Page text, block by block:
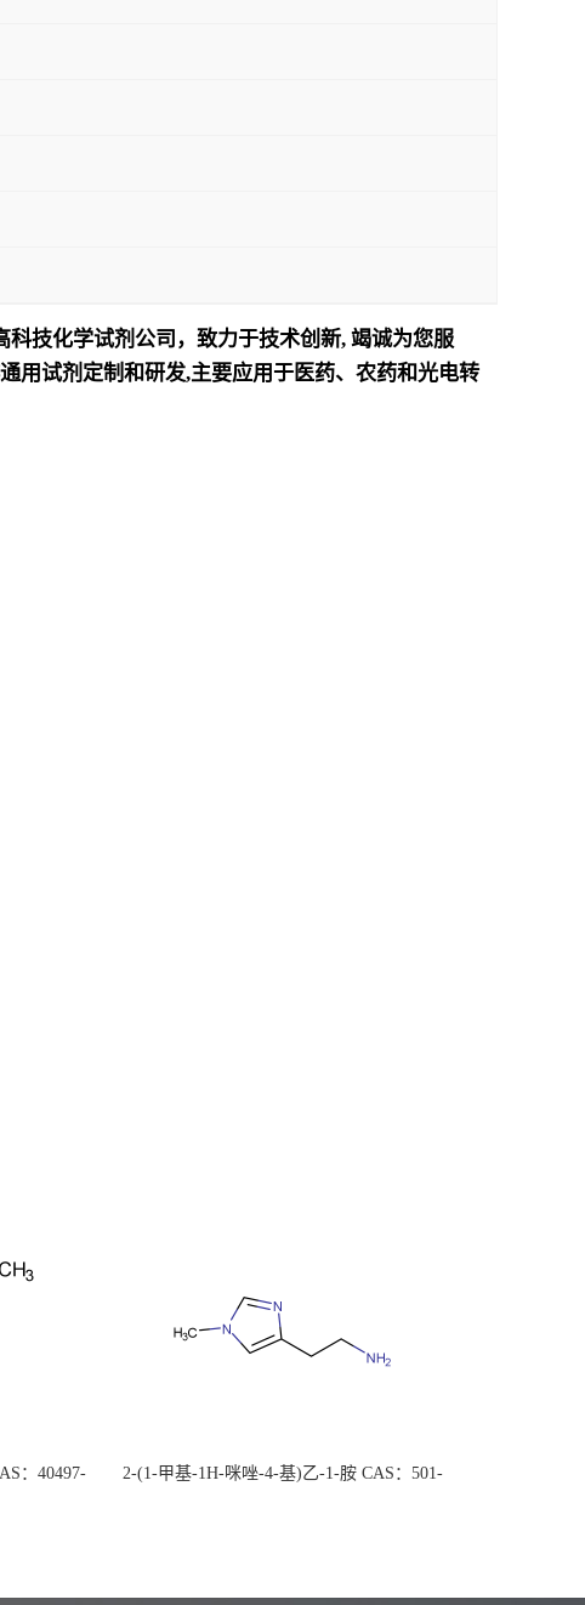
技化学试剂公司，致力于技术创新, 竭诚为您服
用试剂定制和研发,主要应用于医药、农药和光电转
：40497-
2-(1-甲基-1H-咪唑-4-基)乙-1-胺 CAS：501-